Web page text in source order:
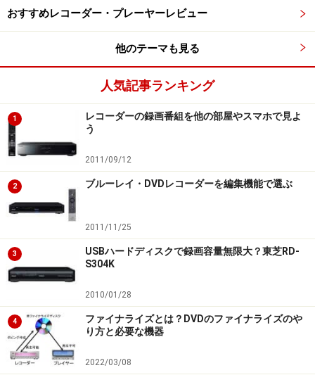
おすすめレコーダー・プレーヤーレビュー
他のテーマも見る
人気記事ランキング
1
レコーダーの録画番組を他の部屋やスマホで見よ
う
2011/09/12
2 ブルーレイ・DVDレコーダーを編集機能で選ぶ
2011/11/25
3
USBハードディスクで録画容量無限大？東芝RD-
S304K
2010/01/28
4
ファイナライズとは？DVDのファイナライズのや
り方と必要な機器
2022/03/08